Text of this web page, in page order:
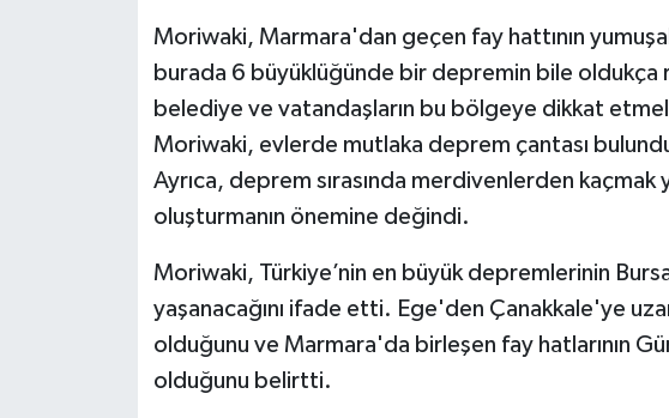
Moriwaki, Marmara'dan geçen fay hattının
burada 6 büyüklüğünde bir depremin bile oldukça
belediye ve vatandaşların bu bölgeye dikkat
Moriwaki, evlerde mutlaka deprem çantası
Ayrıca, deprem sırasında merdivenlerden
oluşturmanın önemine değindi.
Moriwaki, Türkiye’nin en büyük depremlerinin
yaşanacağını ifade etti. Ege'den Çanakkale'ye
olduğunu ve Marmara'da birleşen fay hatlarının
olduğunu belirtti.